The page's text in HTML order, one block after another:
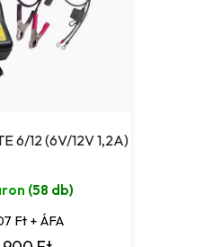
6/12 (6V/12V 1,2A)
(58 db)
Ft + ÁFA